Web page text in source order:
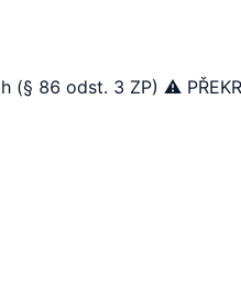
86 odst. 3 ZP) ⚠️